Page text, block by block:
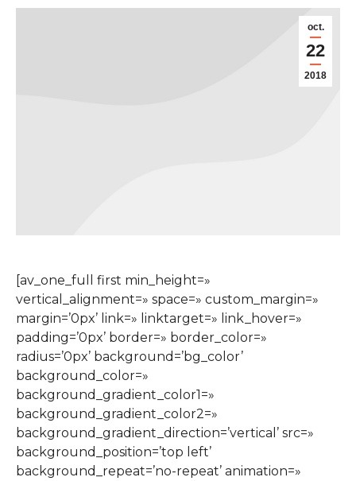
oct.
22
2018
[av_one_full first min_height=»
vertical_alignment=» space=» custom_margin=»
margin=’0px’ link=» linktarget=» link_hover=»
padding=’0px’ border=» border_color=»
radius=’0px’ background=’bg_color’
background_color=»
background_gradient_color1=»
background_gradient_color2=»
background_gradient_direction=’vertical’ src=»
background_position=’top left’
background_repeat=’no-repeat’ animation=»